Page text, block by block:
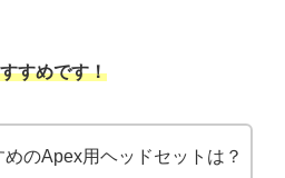
すめです！
めのApex用ヘッドセットは？